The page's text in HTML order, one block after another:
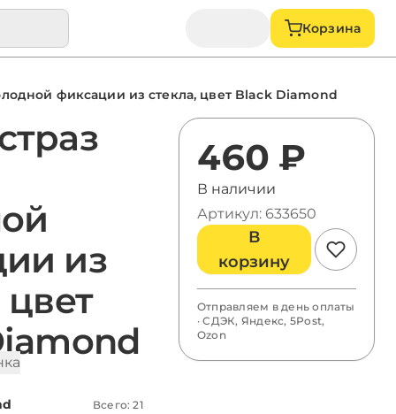
Корзина
фиксации из стекла, цвет Black Diamond
из
цвет
Всего: 21
460 ₽
В наличии
Артикул: 633650
В
корзину
Отправляем в день оплаты
· СДЭК, Яндекс, 5Post,
Ozon